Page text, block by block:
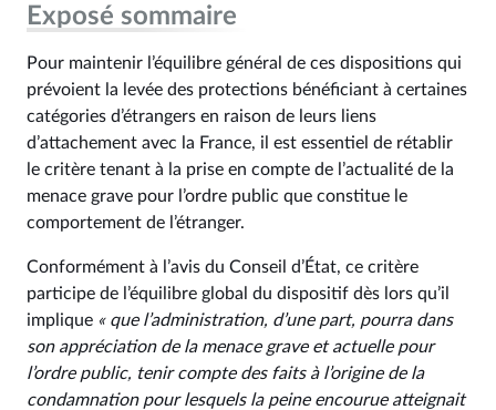
Exposé sommaire
Pour maintenir l’équilibre général de ces dispositions qui
prévoient la levée des protections bénéficiant à certaines
catégories d’étrangers en raison de leurs liens
d’attachement avec la France, il est essentiel de rétablir
le critère tenant à la prise en compte de l’actualité de la
menace grave pour l’ordre public que constitue le
comportement de l’étranger.
Conformément à l’avis du Conseil d’État, ce critère
participe de l’équilibre global du dispositif dès lors qu’il
implique « que l’administration, d’une part, pourra dans
son appréciation de la menace grave et actuelle pour
l’ordre public, tenir compte des faits à l’origine de la
condamnation pour lesquels la peine encourue atteignait